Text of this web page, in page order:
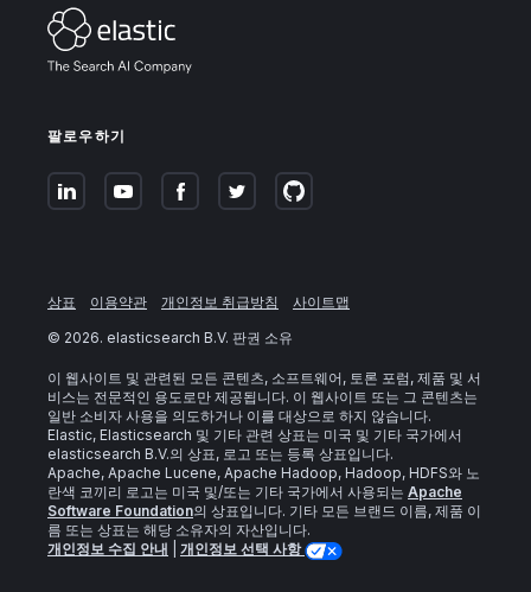
팔로우하기
상표 이용약관 개인정보 취급방침
사이트맵
© 2026. elasticsearch B.V. 판권 소유
이 웹사이트 및 관련된 모든 콘텐츠, 소프트웨어, 토론 포럼, 제품 및 서
비스는 전문적인 용도로만 제공됩니다. 이 웹사이트 또는 그 콘텐츠는
일반 소비자 사용을 의도하거나 이를 대상으로 하지 않습니다.
Elastic, Elasticsearch 및 기타 관련 상표는 미국 및 기타 국가에서
elasticsearch B.V.의 상표, 로고 또는 등록 상표입니다.
Apache, Apache Lucene, Apache Hadoop, Hadoop, HDFS와 노
란색 코끼리 로고는 미국 및/또는 기타 국가에서 사용되는 Apache
Software Foundation의 상표입니다. 기타 모든 브랜드 이름, 제품 이
름 또는 상표는 해당 소유자의 자산입니다.
개인정보 수집 안내
개인정보 선택 사항